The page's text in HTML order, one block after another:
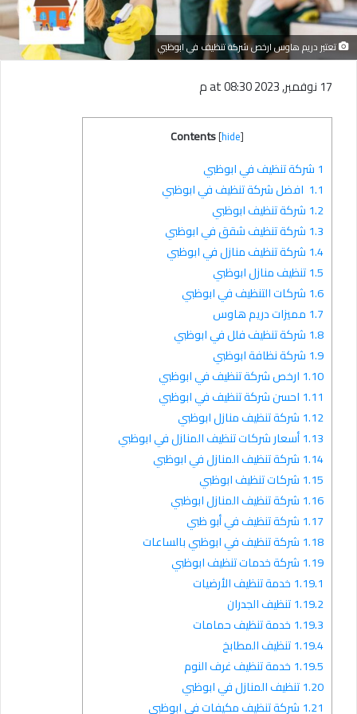
تعتبر دريم هاوس ارخص شركة تنظيف في ابوظبي
17 نوفمبر, 2023 at 08:30 م
Contents[hide]
1 شركة تنظيف في ابوظبي
1.1 افضل شركة تنظيف في ابوظبي
1.2 شركة تنظيف ابوظبي
1.3 شركة تنظيف شقق في ابوظبي
1.4 شركة تنظيف منازل في ابوظبي
1.5تنظيف منازل ابوظبي
1.6 شركات التنظيف في ابوظبي
1.7 مميزات دريم هاوس
1.8 شركة تنظيف فلل في ابوظبي
1.9 شركة نظافة ابوظبي
1.10 ارخص شركة تنظيف في ابوظبي
1.11 احسن شركة تنظيف في ابوظبي
1.12 شركة تنظيف منازل ابوظبي
1.13أسعار شركات تنظيف المنازل في ابوظبي
1.14 شركة تنظيف المنازل في ابوظبي
1.15 شركات تنظيف ابوظبي
1.16 شركة تنظيف المنازل ابوظبي
1.17 شركة تنظيف في أبو ظبي
1.18 شركة تنظيف في ابوظبي بالساعات
1.19 شركة خدمات تنظيف ابوظبي
1.19.1 خدمة تنظيف الأرضيات
1.19.2تنظيف الجدران
1.19.3 خدمة تنظيف حمامات
1.19.4تنظيف المطابخ
1.19.5 خدمة تنظيف غرف النوم
1.20تنظيف المنازل في ابوظبي
1.21 شركة تنظيف مكيفات في ابوظبي